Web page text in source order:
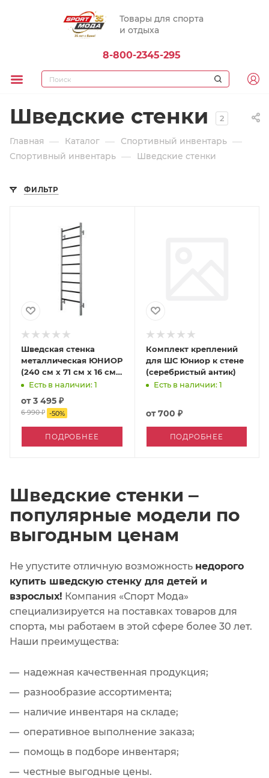
Товары для спорта
и отдыха
8-800-2345-295
Шведские стенки 2
Главная — Каталог — Спортивный инвентарь —
Спортивный инвентарь — Шведские стенки
ФИЛЬТР
Шведская стенка
металлическая ЮНИОР
(240 см х 71 см х 16 см,
Металл )
Есть в наличии: 1
от3 495 ₽
6 990 ₽ -50%
ПОДРОБНЕЕ
Комплект креплений
для ШС Юниор к стене
(серебристый антик)
Есть в наличии: 1
от700 ₽
ПОДРОБНЕЕ
Шведские стенки ‒
популярные модели по
выгодным ценам
Не упустите отличную возможность недорого
купить шведскую стенку для детей и
взрослых! Компания «Спорт Мода»
специализируется на поставках товаров для
спорта, мы работаем в этой сфере более 30 лет.
Наши преимущества:
надежная качественная продукция;
разнообразие ассортимента;
наличие инвентаря на складе;
оперативное выполнение заказа;
помощь в подборе инвентаря;
честные выгодные цены.